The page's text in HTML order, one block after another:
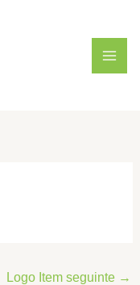
Logo Item seguinte →